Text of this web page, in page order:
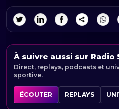
À suivre aussi sur Radio
Direct, replays, podcasts et
sportive.
ÉCOUTER REPLAYS